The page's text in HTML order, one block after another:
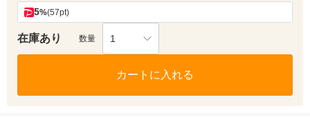
5%(57pt)
在庫あり 数量 1
カートに入れる